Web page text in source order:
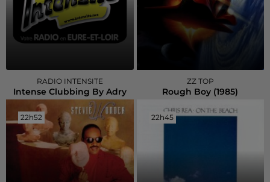
RADIO INTENSITE
Intense Clubbing By Adry
ZZ TOP
Rough Boy (1985)
22h52
22h52 22h45
22h45